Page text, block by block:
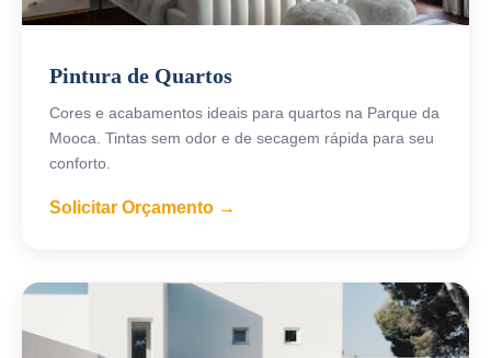
Pintura de Quartos
Cores e acabamentos ideais para quartos na Parque da
Mooca. Tintas sem odor e de secagem rápida para seu
conforto.
Solicitar Orçamento →